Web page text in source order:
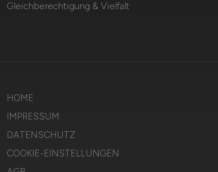
Gleichberechtigung & Vielfalt
HOME
IMPRESSUM
DATENSCHUTZ
COOKIE-EINSTELLUNGEN